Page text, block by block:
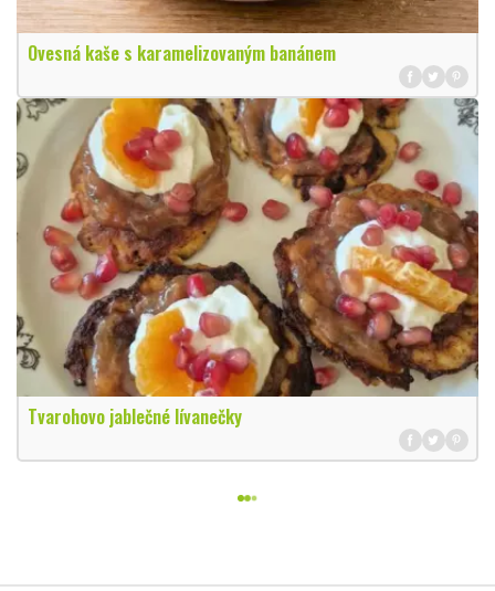
Ovesná kaše s karamelizovaným banánem
Tvarohovo jablečné lívanečky